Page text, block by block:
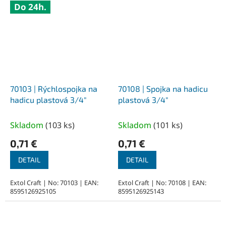
Do 24h.
70103 | Rýchlospojka na
hadicu plastová 3/4″
Skladom (103 ks)
0,71 €
DETAIL
Extol Craft | No: 70103 | EAN:
8595126925105
70108 | Spojka na hadicu
plastová 3/4″
Skladom (101 ks)
0,71 €
DETAIL
Extol Craft | No: 70108 | EAN:
8595126925143